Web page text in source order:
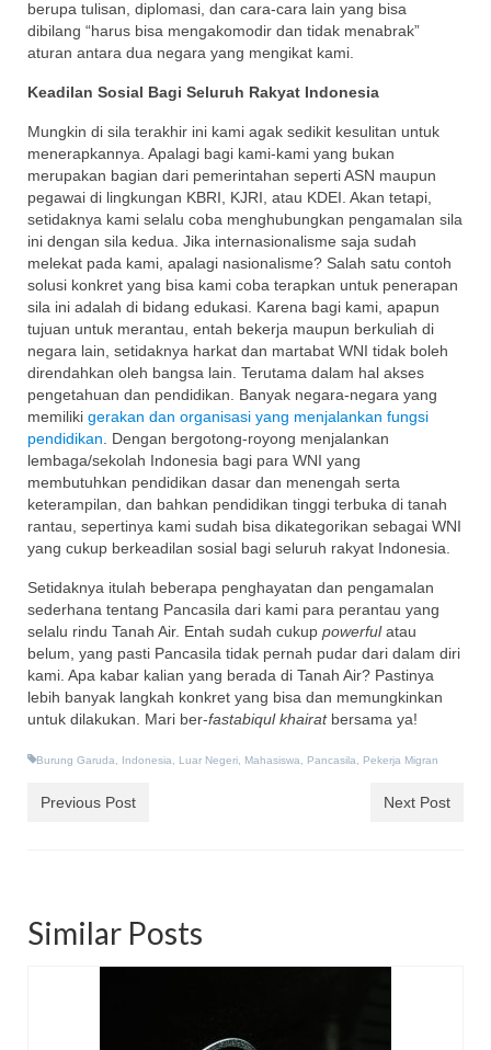
berupa tulisan, diplomasi, dan cara-cara lain yang bisa
dibilang “harus bisa mengakomodir dan tidak menabrak”
aturan antara dua negara yang mengikat kami.
Keadilan Sosial Bagi Seluruh Rakyat Indonesia
Mungkin di sila terakhir ini kami agak sedikit kesulitan untuk
menerapkannya. Apalagi bagi kami-kami yang bukan
merupakan bagian dari pemerintahan seperti ASN maupun
pegawai di lingkungan KBRI, KJRI, atau KDEI. Akan tetapi,
setidaknya kami selalu coba menghubungkan pengamalan sila
ini dengan sila kedua. Jika internasionalisme saja sudah
melekat pada kami, apalagi nasionalisme? Salah satu contoh
solusi konkret yang bisa kami coba terapkan untuk penerapan
sila ini adalah di bidang edukasi. Karena bagi kami, apapun
tujuan untuk merantau, entah bekerja maupun berkuliah di
negara lain, setidaknya harkat dan martabat WNI tidak boleh
direndahkan oleh bangsa lain. Terutama dalam hal akses
pengetahuan dan pendidikan. Banyak negara-negara yang
memiliki gerakan dan organisasi yang menjalankan fungsi
pendidikan. Dengan bergotong-royong menjalankan
lembaga/sekolah Indonesia bagi para WNI yang
membutuhkan pendidikan dasar dan menengah serta
keterampilan, dan bahkan pendidikan tinggi terbuka di tanah
rantau, sepertinya kami sudah bisa dikategorikan sebagai WNI
yang cukup berkeadilan sosial bagi seluruh rakyat Indonesia.
Setidaknya itulah beberapa penghayatan dan pengamalan
sederhana tentang Pancasila dari kami para perantau yang
selalu rindu Tanah Air. Entah sudah cukup powerfulatau
belum, yang pasti Pancasila tidak pernah pudar dari dalam diri
kami. Apa kabar kalian yang berada di Tanah Air? Pastinya
lebih banyak langkah konkret yang bisa dan memungkinkan
untuk dilakukan. Mari ber-fastabiqul khairatbersama ya!
Burung Garuda, Indonesia, Luar Negeri, Mahasiswa, Pancasila, Pekerja Migran
Previous Post Next Post
Similar Posts